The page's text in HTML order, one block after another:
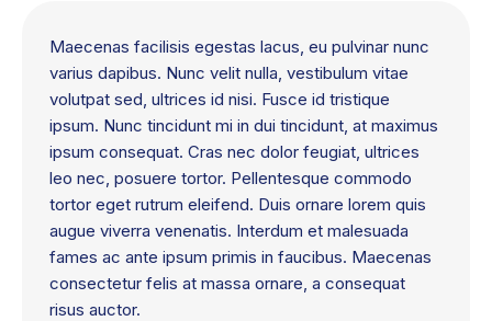
Maecenas facilisis egestas lacus, eu pulvinar nunc
varius dapibus. Nunc velit nulla, vestibulum vitae
volutpat sed, ultrices id nisi. Fusce id tristique
ipsum. Nunc tincidunt mi in dui tincidunt, at maximus
ipsum consequat. Cras nec dolor feugiat, ultrices
leo nec, posuere tortor. Pellentesque commodo
tortor eget rutrum eleifend. Duis ornare lorem quis
augue viverra venenatis. Interdum et malesuada
fames ac ante ipsum primis in faucibus. Maecenas
consectetur felis at massa ornare, a consequat
risus auctor.